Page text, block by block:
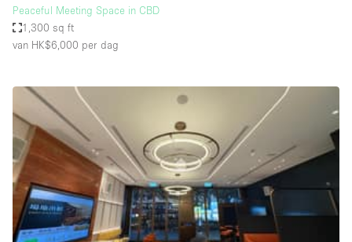
Atelier / Werkplaats
Boetiek / Winkel
Conferentieruimte
Container
Creatieve ruimte
Dak
Evenementruimte
Foto / Filmstudio
Peaceful Meeting Space in CBD
1,300 sq ft
van HK$6,000 per dag